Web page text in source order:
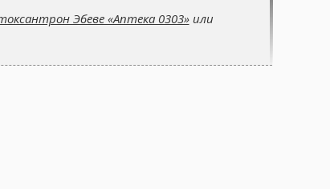
Эбеве «Аптека 0303»или